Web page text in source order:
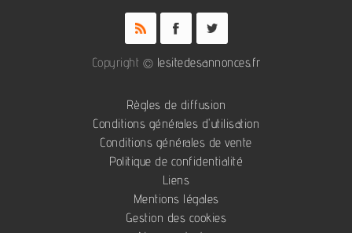
Copyright © lesitedesannonces.fr
Règles de diffusion
Conditions générales d'utilisation
Conditions générales de vente
Politique de confidentialité
Liens
Mentions légales
Gestion des cookies